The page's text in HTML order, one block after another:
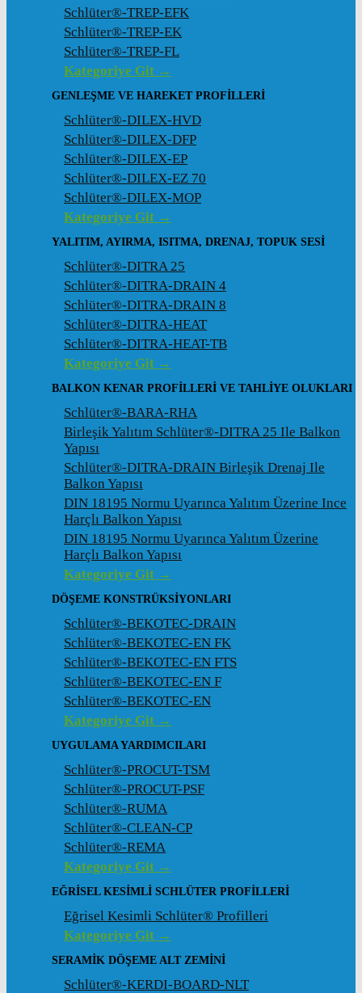
Schlüter®-TREP-EFK
Schlüter®-TREP-EK
Schlüter®-TREP-FL
Kategoriye Git →
GENLEŞME VE HAREKET PROFILLERI
Schlüter®-DILEX-HVD
Schlüter®-DILEX-DFP
Schlüter®-DILEX-EP
Schlüter®-DILEX-EZ 70
Schlüter®-DILEX-MOP
Kategoriye Git →
YALITIM, AYIRMA, ISITMA, DRENAJ, TOPUK SESI
Schlüter®-DITRA 25
Schlüter®-DITRA-DRAIN 4
Schlüter®-DITRA-DRAIN 8
Schlüter®-DITRA-HEAT
Schlüter®-DITRA-HEAT-TB
Kategoriye Git →
BALKON KENAR PROFILLERI VE TAHLIYE OLUKLARI
Schlüter®-BARA-RHA
Birleşik Yalıtım Schlüter®-DITRA 25 Ile Balkon
Yapısı
Schlüter®-DITRA-DRAIN Birleşik Drenaj Ile
Balkon Yapısı
DIN 18195 Normu Uyarınca Yalıtım Üzerine Ince
Harçlı Balkon Yapısı
DIN 18195 Normu Uyarınca Yalıtım Üzerine
Harçlı Balkon Yapısı
Kategoriye Git →
DÖŞEME KONSTRÜKSIYONLARI
Schlüter®-BEKOTEC-DRAIN
Schlüter®-BEKOTEC-EN FK
Schlüter®-BEKOTEC-EN FTS
Schlüter®-BEKOTEC-EN F
Schlüter®-BEKOTEC-EN
Kategoriye Git →
UYGULAMA YARDIMCILARI
Schlüter®-PROCUT-TSM
Schlüter®-PROCUT-PSF
Schlüter®-RUMA
Schlüter®-CLEAN-CP
Schlüter®-REMA
Kategoriye Git →
EĞRISEL KESIMLI SCHLÜTER PROFILLERI
Eğrisel Kesimli Schlüter® Profilleri
Kategoriye Git →
SERAMIK DÖŞEME ALT ZEMINI
Schlüter®-KERDI-BOARD-NLT